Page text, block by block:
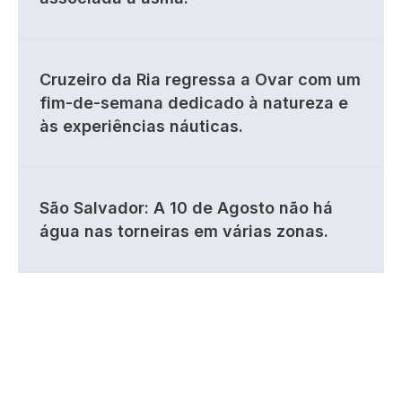
Cruzeiro da Ria regressa a Ovar com um
fim-de-semana dedicado à natureza e
às experiências náuticas.
São Salvador: A 10 de Agosto não há
água nas torneiras em várias zonas.